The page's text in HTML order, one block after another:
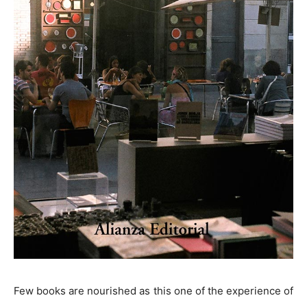
Few books are nourished as this one of the experience of